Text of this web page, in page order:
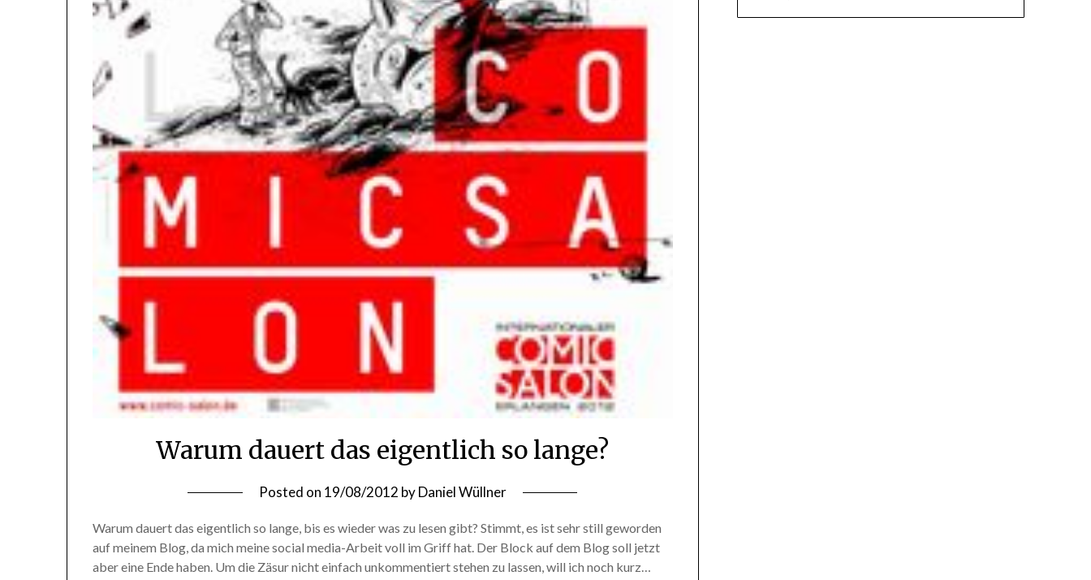
Warum dauert das eigentlich so lange?
Posted on 19/08/2012 byDaniel Wüllner
Warum dauert das eigentlich so lange, bis es wieder was zu lesen gibt? Stimmt, es ist sehr still geworden
auf meinem Blog, da mich meine social media-Arbeit voll im Griff hat. Der Block auf dem Blog soll jetzt
aber eine Ende haben. Um die Zäsur nicht einfach unkommentiert stehen zu lassen, will ich noch kurz…